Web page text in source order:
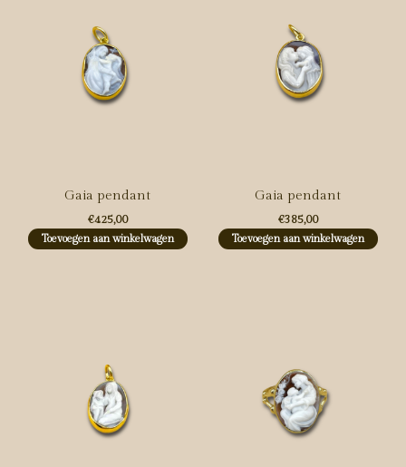
Gaia pendant
€425,00
Toevoegen aan winkelwagen
Gaia pendant
€385,00
Toevoegen aan winkelwagen